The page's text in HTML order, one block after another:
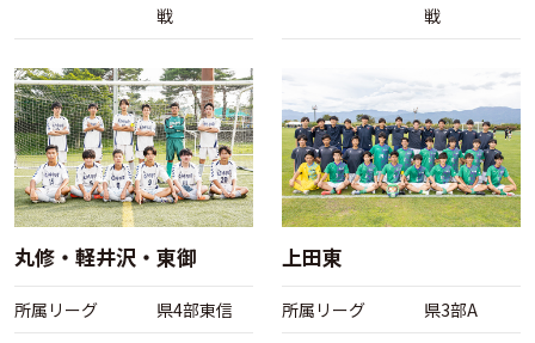
戦
戦
丸修・軽井沢・東御
所属リーグ 県4部東信
上田東
所属リーグ 県3部A